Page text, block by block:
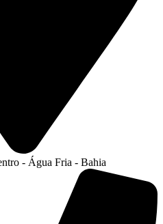
- Água Fria - Bahia